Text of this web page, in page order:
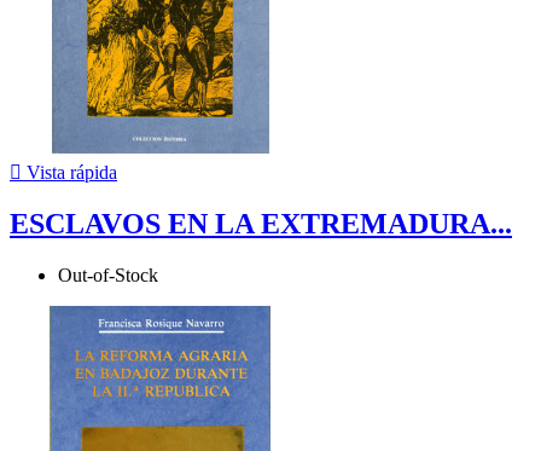
 Vista rápida
ESCLAVOS EN LA EXTREMADURA...
Out-of-Stock